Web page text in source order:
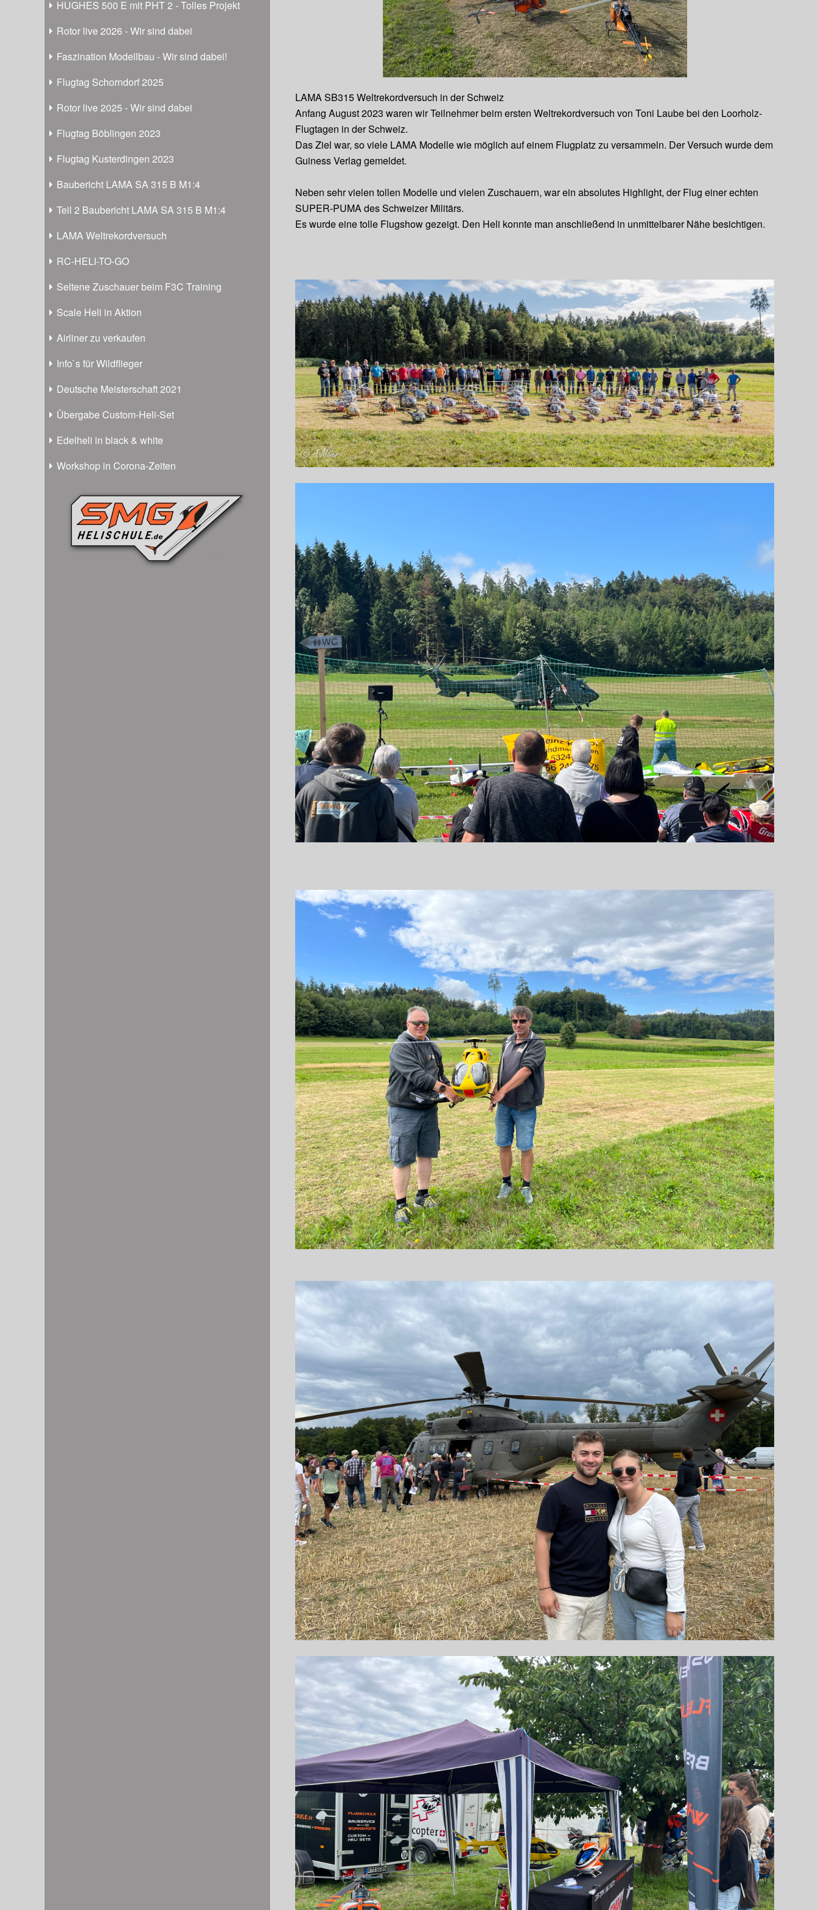
HUGHES 500 E mit PHT 2 - Tolles Projekt
Rotor live 2026 - Wir sind dabei
Faszination Modellbau - Wir sind dabei!
Flugtag Schorndorf 2025
Rotor live 2025 - Wir sind dabei
Flugtag Böblingen 2023
Flugtag Kusterdingen 2023
Baubericht LAMA SA 315 B M1:4
Teil 2 Baubericht LAMA SA 315 B M1:4
LAMA Weltrekordversuch
RC-HELI-TO-GO
Seltene Zuschauer beim F3C Training
Scale Heli in Aktion
Airliner zu verkaufen
Info`s für Wildflieger
Deutsche Meisterschaft 2021
Übergabe Custom-Heli-Set
Edelheli in black & white
Workshop in Corona-Zeiten
LAMA SB315 Weltrekordversuch in der Schweiz
Anfang August 2023 waren wir Teilnehmer beim ersten Weltrekordversuch von Toni Laube bei den Loorholz-
Flugtagen in der Schweiz.
Das Ziel war, so viele LAMA Modelle wie möglich auf einem Flugplatz zu versammeln. Der Versuch wurde dem
Guiness Verlag gemeldet.
Neben sehr vielen tollen Modelle und vielen Zuschauern, war ein absolutes Highlight, der Flug einer echten
SUPER-PUMA des Schweizer Militärs.
Es wurde eine tolle Flugshow gezeigt. Den Heli konnte man anschließend in unmittelbarer Nähe besichtigen.